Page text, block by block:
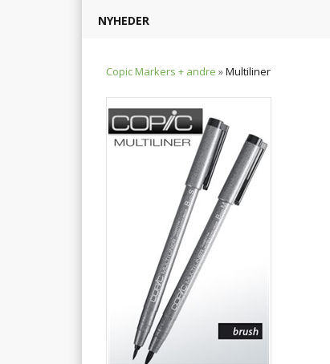
NYHEDER
Copic Markers + andre »Multiliner